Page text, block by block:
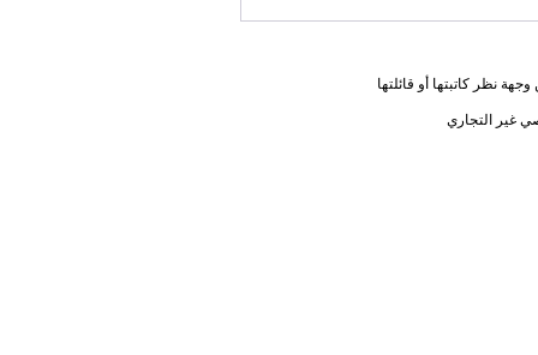
نظر كاتبتها أو قائلتها
غير التجاري